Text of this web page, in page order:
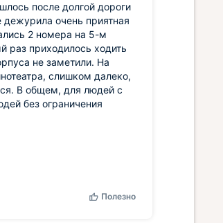
после долгой дороги
очень приятная
2 номера на 5-м
раз приходилось ходить
не заметили. На
слишком далеко,
В общем, для людей с
без ограничения
Полезно